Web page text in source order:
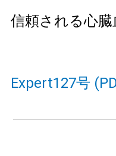
信頼される心
Expert127号